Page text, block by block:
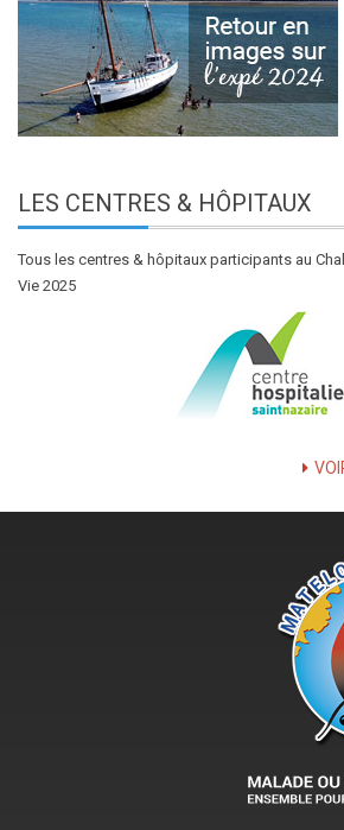
LES CENTRES & HÔPITAUX
Tous les centres & hôpitaux participants au
Vie 2025